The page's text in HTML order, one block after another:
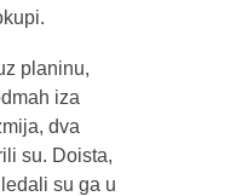
planinu,
iza
dva
su. Doista,
su ga u